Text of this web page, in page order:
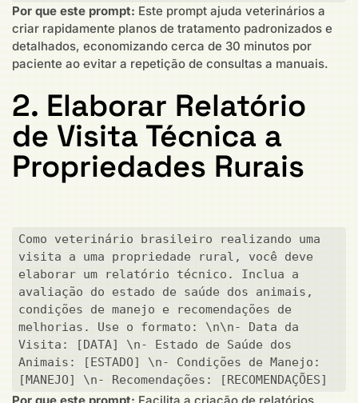
Por que este prompt: Este prompt ajuda veterinários a
criar rapidamente planos de tratamento padronizados e
detalhados, economizando cerca de 30 minutos por
paciente ao evitar a repetição de consultas a manuais.
2. Elaborar Relatório
de Visita Técnica a
Propriedades Rurais
Como veterinário brasileiro realizando uma
visita a uma propriedade rural, você deve
elaborar um relatório técnico. Inclua a
avaliação do estado de saúde dos animais,
condições de manejo e recomendações de
melhorias. Use o formato: \n\n- Data da
Visita: [DATA] \n- Estado de Saúde dos
Animais: [ESTADO] \n- Condições de Manejo:
[MANEJO] \n- Recomendações: [RECOMENDAÇÕES]